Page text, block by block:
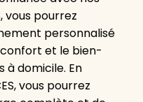
vous pourrez
personnalisé
et le bien-
à domicile. En
vous pourrez